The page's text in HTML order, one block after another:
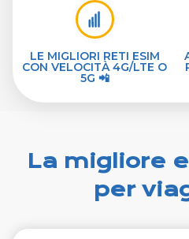
LE MIGLIORI RETI ESIM
CON VELOCITÀ 4G/LTE O
5G 📲
La migliore
per